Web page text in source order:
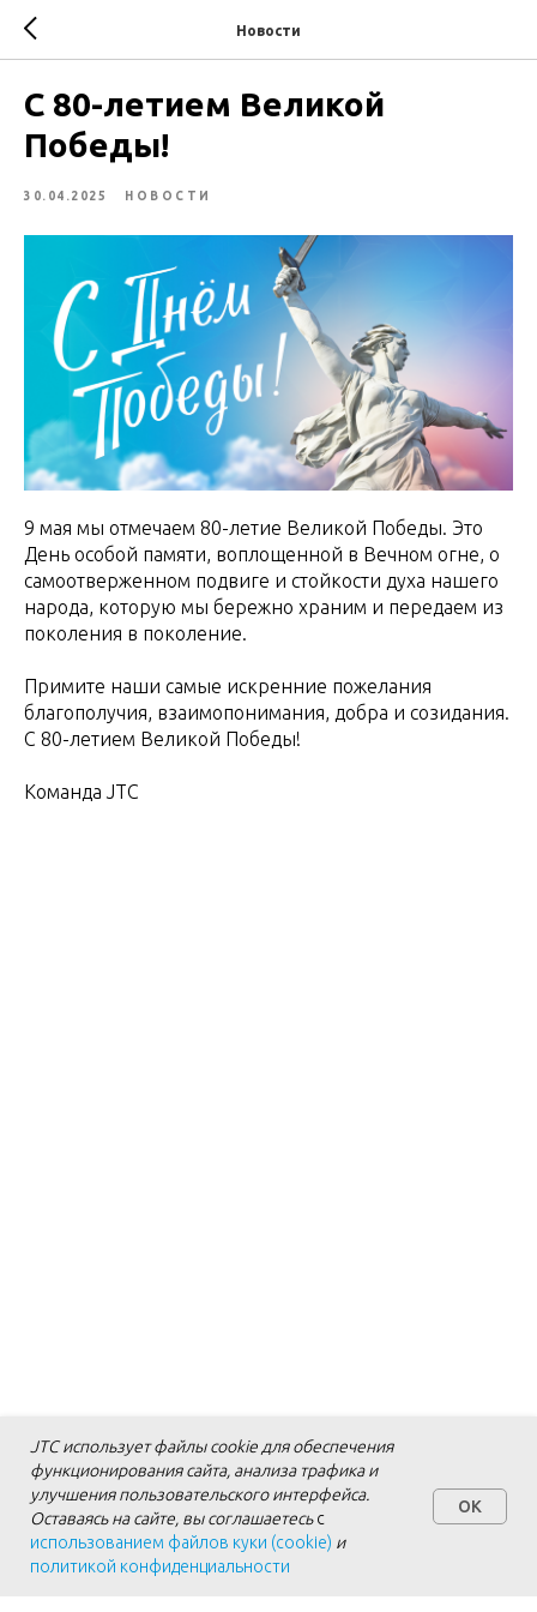
Новости
С 80-летием Великой
Победы!
30.04.2025 НОВОСТИ
9 мая мы отмечаем 80-летие Великой Победы. Это
День особой памяти, воплощенной в Вечном огне, о
самоотверженном подвиге и стойкости духа нашего
народа, которую мы бережно храним и передаем из
поколения в поколение.
Примите наши самые искренние пожелания
благополучия, взаимопонимания, добра и созидания.
С 80-летием Великой Победы!
Команда JTC
JTC использует файлы cookie для обеспечения
функционирования сайта, анализа трафика и
улучшения пользовательского интерфейса.
Оставаясь на сайте, вы соглашаетесьс
использованием файлов куки (cookie) и
политикой конфиденциальности
OK